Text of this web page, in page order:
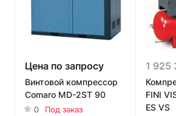
Цена по запросу
Винтовой компрессор
Comaro MD-2ST 90
0 Под заказ
1 925
FINI
ES VS